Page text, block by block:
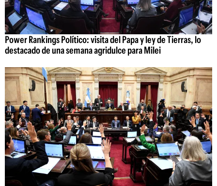
Power Rankings Político: visita del Papa y ley de Tierras, lo
destacado de una semana agridulce para Milei